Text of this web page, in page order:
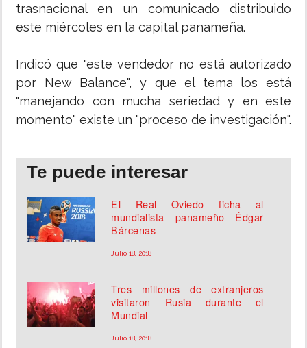
trasnacional en un comunicado distribuido
este miércoles en la capital panameña.
Indicó que "este vendedor no está autorizado
por New Balance", y que el tema los está
"manejando con mucha seriedad y en este
momento" existe un "proceso de investigación".
Te puede interesar
El Real Oviedo ficha al
mundialista panameño Édgar
Bárcenas
Julio 18, 2018
Tres millones de extranjeros
visitaron Rusia durante el
Mundial
Julio 18, 2018